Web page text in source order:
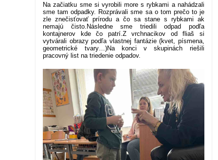
Na začiatku sme si vyrobili more s rybkami a nahádzali
sme tam odpadky. Rozprávali sme sa o tom prečo to je
zle znečisťovať prírodu a čo sa stane s rybkami ak
nemajú čisto. Následne sme triedili odpad podľa
kontajnerov kde čo patrí. Z vrchnacikov od fliaš si
vytvárali obrazy podľa vlastnej fantázie (kvet, písmena,
geometrické tvary…)Na konci v skupinách riešili
pracovný list na triedenie odpadov.